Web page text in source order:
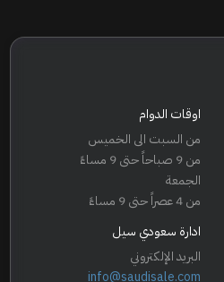
اوقات الدوام
من السبت الى الخميس
من 9 صباحاً حتى 9 مساءً
الجمعة
من 4 عصراً حتى 9 مساءً
ادارة سعودي سيل
البريد الإلكتروني
info@saudisale.com